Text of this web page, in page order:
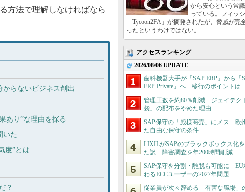
方法で理解しなければなら
らないビジネス創出
あり”な理由を探る
いた
度”とは
？
から安心という常
っている。フィッ
「Tycoon2FA」が摘発されたが、脅威が完
ったというわけではない。
アクセスランキング
2026/08/06 UPDATE
歯科機器大手が「SAP ERP」から「
ERP Private」へ 移行のポイントは
管理工数を約80％削減 ジェイテク
袋」の配布をやめた理由
SAP保守の「殿様商売」にメス 欧
た自由な保守の条件
LIXILがSAPのブラックボックス化
た訳 障害調査を年200時間削減
SAP保守を分割・離脱も可能に EU
わるECCユーザーの2027年問題
従業員が次々辞める「有害な職場」